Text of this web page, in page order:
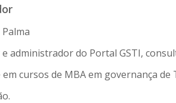
e administrador do Portal GSTI,
em cursos de MBA em governança